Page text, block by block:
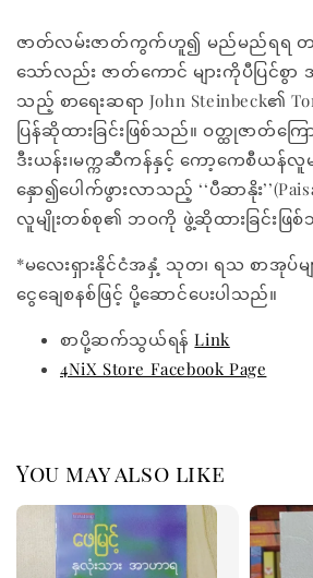
ဇာတ်လမ်းဇာတ်ကွက်ဟူ၍ မည်မည်ရရ တခ
သော်လည်း ဇာတ်ကောင် များကိုပီပြင်စွ
သည့် စာရေးဆရာ John Steinbeck၏
ပြန်ဆိုထားခြင်းဖြစ်သည်။ ဝတ္ထုဇာတ်ကြ
ဒီးယန်း၊မက္ကဆီကန်နှင့် ကော့ကေစီယန်လူမ
နှော၍ပေါက်ဖွားလာသည့် ‘‘ပီဆာနိုး
လူမျိုးတစ်စု၏ ဘဝကို ဖွဲ့ဆိုထားခြင်းဖြ
*မလေးရှားနိုင်ငံအနှံ့ သုတ၊ ရသ စာအုပ်မျ
ငွေချေစနစ်ဖြင့် ပို့ဆောင်ပေးပါသည်။
စာပို့ဆက်သွယ်ရန်Link
4NiX Store Facebook Page
You may also like